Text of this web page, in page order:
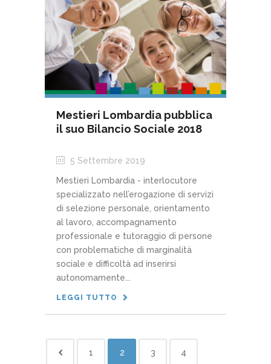
Mestieri Lombardia pubblica
il suo Bilancio Sociale 2018
5 Settembre 2019
Mestieri Lombardia - interlocutore
specializzato nell’erogazione di servizi
di selezione personale, orientamento
al lavoro, accompagnamento
professionale e tutoraggio di persone
con problematiche di marginalità
sociale e difficoltà ad inserirsi
autonomamente...
LEGGI TUTTO
1 2 3 4